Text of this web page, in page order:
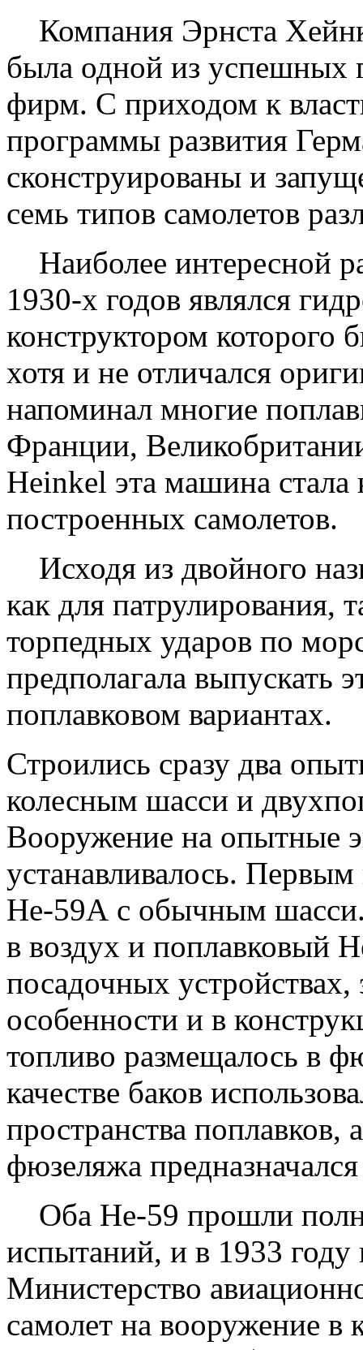
Компания Эрнста
была одной из успешных
фирм. С приходом к
программы развития
сконструированы и
семь типов самолетов
Наиболее интересной
1930-х годов являлся
конструктором которого
хотя и не отличался
напоминал многие
Франции,
Heinkel эта машина стала
построенных самолетов.
Исходя из двойного
как для патрулирования,
торпедных ударов по
предполагала выпускать
поплавковом вариантах.
Строились сразу два
колесным шасси и
Вооружение на опытные
устанавливалось. Первым
Не-59А с обычным шасси.
в воздух и поплавковый
посадочных
особенности и в
топливо размещалось в
качестве баков
пространства
фюзеляжа
Оба Не-59 прошли
испытаний, и в 1933 году
Министерство
самолет на вооружение в